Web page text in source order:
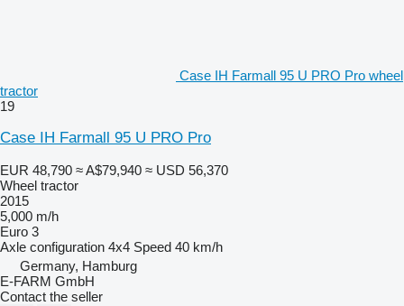
Case IH Farmall 95 U PRO Pro wheel
tractor
19
Case IH Farmall 95 U PRO Pro
EUR 48,790 ≈ A$79,940 ≈ USD 56,370
Wheel tractor
2015
5,000 m/h
Euro 3
Axle configuration 4x4 Speed 40 km/h
Germany, Hamburg
E-FARM GmbH
Contact the seller